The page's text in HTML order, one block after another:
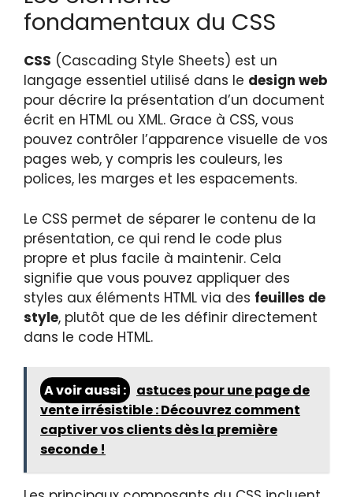
fondamentaux du CSS
CSS (Cascading Style Sheets) est un
langage essentiel utilisé dans le design web
pour décrire la présentation d’un document
écrit en HTML ou XML. Grace à CSS, vous
pouvez contrôler l’apparence visuelle de vos
pages web, y compris les couleurs, les
polices, les marges et les espacements.
Le CSS permet de séparer le contenu de la
présentation, ce qui rend le code plus
propre et plus facile à maintenir. Cela
signifie que vous pouvez appliquer des
styles aux éléments HTML via des feuilles de
style, plutôt que de les définir directement
dans le code HTML.
A voir aussi :
astuces pour une page de
vente irrésistible : Découvrez comment
captiver vos clients dès la première
seconde !